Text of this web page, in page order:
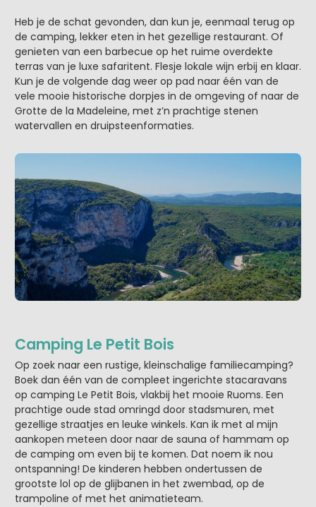
Heb je de schat gevonden, dan kun je, eenmaal terug op
de camping, lekker eten in het gezellige restaurant. Of
genieten van een barbecue op het ruime overdekte
terras van je luxe safaritent. Flesje lokale wijn erbij en klaar.
Kun je de volgende dag weer op pad naar één van de
vele mooie historische dorpjes in de omgeving of naar de
Grotte de la Madeleine, met z’n prachtige stenen
watervallen en druipsteenformaties.
Camping Le Petit Bois
Op zoek naar een rustige, kleinschalige familiecamping?
Boek dan één van de compleet ingerichte stacaravans
op camping Le Petit Bois, vlakbij het mooie Ruoms. Een
prachtige oude stad omringd door stadsmuren, met
gezellige straatjes en leuke winkels. Kan ik met al mijn
aankopen meteen door naar de sauna of hammam op
de camping om even bij te komen. Dat noem ik nou
ontspanning! De kinderen hebben ondertussen de
grootste lol op de glijbanen in het zwembad, op de
trampoline of met het animatieteam.